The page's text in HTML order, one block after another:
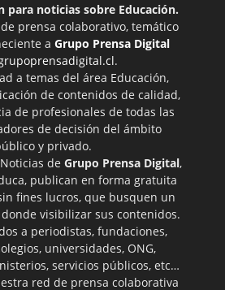
para noticias sobre Educación.
prensa colaborativo, temático
a Grupo Prensa Digital
.
a temas del área Educación,
de contenidos de calidad,
de profesionales de todas las
de decisión del ámbito
y privado.
de Grupo Prensa Digital,
publican en forma gratuita
fines lucros, que busquen un
visibilizar sus contenidos.
a periodistas, fundaciones,
universidades, ONG,
servicios públicos, etc…
red de prensa colaborativa